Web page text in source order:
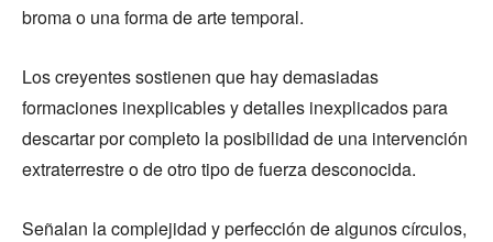
broma o una forma de arte temporal.
Los creyentes sostienen que hay demasiadas
formaciones inexplicables y detalles inexplicados para
descartar por completo la posibilidad de una intervención
extraterrestre o de otro tipo de fuerza desconocida.
Señalan la complejidad y perfección de algunos círculos,